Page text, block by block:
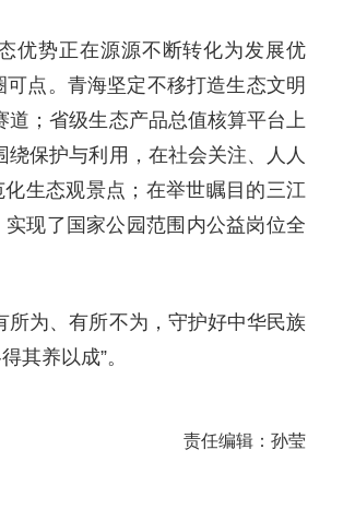
优势正在源源不断转化为发展优
可点。青海坚定不移打造生态文明
道；省级生态产品总值核算平台上
绕保护与利用，在社会关注、人人
生态观景点；在举世瞩目的三江
现了国家公园范围内公益岗位全
所为、有所不为，守护好中华民族
其养以成”。
责任编辑：孙莹